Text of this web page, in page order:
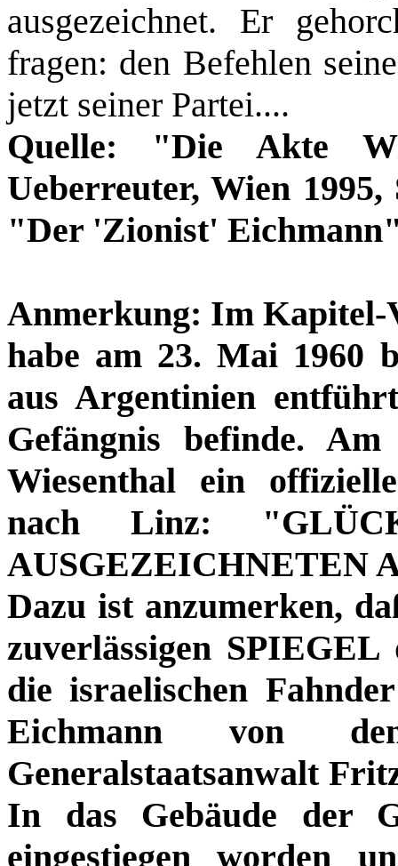
ausgezeichnet. Er
fragen: den Befehlen
jetzt seiner Partei....
Quelle: "Die Akte
Ueberreuter, Wien
"Der 'Zionist'
Anmerkung: Im Kapitel-
habe am 23. Mai 1960
aus Argentinien
Gefängnis befinde.
Wiesenthal ein
nach Linz:
AUSGEZEICHNETEN
Dazu ist anzumerken,
zuverlässigen
die israelischen
Eichmann von
Generalstaatsanwalt
In das Gebäude der
eingestiegen worden